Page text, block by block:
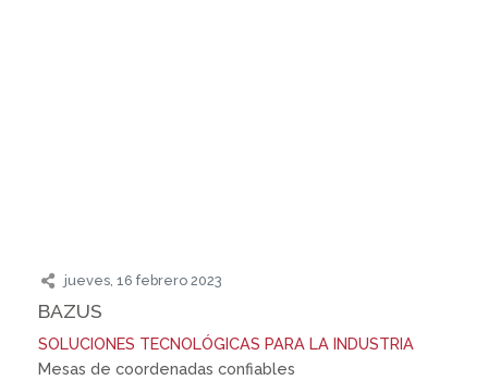
jueves, 16 febrero 2023
BAZUS
SOLUCIONES TECNOLÓGICAS PARA LA INDUSTRIA
Mesas de coordenadas confiables